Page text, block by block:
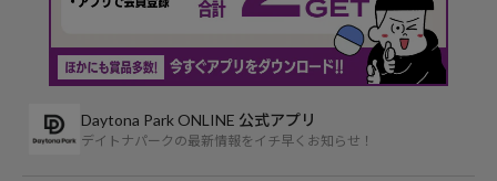
Daytona Park ONLINE 公式アプリ
デイトナパークの最新情報をイチ早くお知らせ！